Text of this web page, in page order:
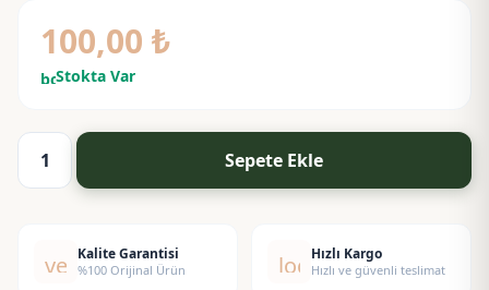
100,00 ₺
boltStokta Var
Çay
Sepete Ekle
verified
Kalite Garantisi
%100 Orijinal Ürün local_shipping
Hızlı Kargo
Hızlı ve güvenli teslimat